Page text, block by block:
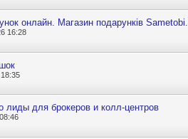
онлайн. Магазин подарунків Sametobi.
16:28
18:35
лиды для брокеров и колл-центров